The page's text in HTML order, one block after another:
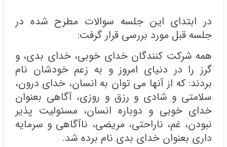
در ابتدای این جلسه سوالات مطرح شده در
جلسه قبل مورد بررسی قرار گرفت:
همه شرکت کنندگان خدای خوبی، خدای بدی، و
گرز را در دنیای امروز و به زعم خودشان نام
بردند: که از آنها می توان به انسان، خدای درون،
سلامتی و شادی و رزق و روزی، آگاهی بعنوان
خدای خوبی و دوباره انسان، مسئولیت پذیر
نبودن، غم، ناراحتی، مریضی، ناآگاهی و سرمایه
داری بعنوان خدای بدی نام برده شد.